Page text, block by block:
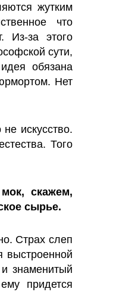
жутким
что
Из-за этого
сути,
обязана
Нет
искусство.
Того
скажем,
сырье.
Страх слеп
выстроенной
знаменитый
придется